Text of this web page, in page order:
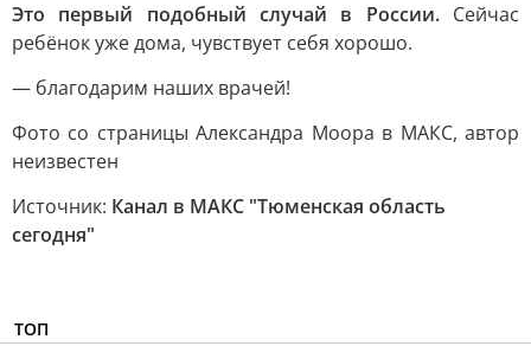
Это первый подобный случай в России.Сейчас
ребёнок уже дома, чувствует себя хорошо.
— благодарим наших врачей!
Фото со страницы Александра Моора в МАКС, автор
неизвестен
Источник: Канал в МАКС "Тюменская область
сегодня"
ТОП